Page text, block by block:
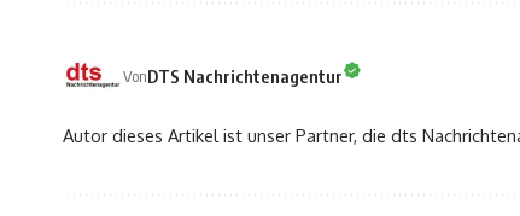
VonDTS Nachrichtenagentur
Autor dieses Artikel ist unser Partner, die dts